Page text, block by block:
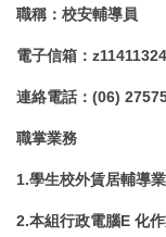
職稱 ： 校安輔導員
電子信箱 ：z
連絡電話 ： (06)
職掌業務
1.學生校外賃居輔導
2.本組行政電腦E 化